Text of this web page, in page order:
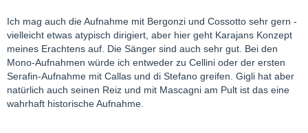
Ich mag auch die Aufnahme mit Bergonzi und Cossotto sehr gern -
vielleicht etwas atypisch dirigiert, aber hier geht Karajans Konzept
meines Erachtens auf. Die Sänger sind auch sehr gut. Bei den
Mono-Aufnahmen würde ich entweder zu Cellini oder der ersten
Serafin-Aufnahme mit Callas und di Stefano greifen. Gigli hat aber
natürlich auch seinen Reiz und mit Mascagni am Pult ist das eine
wahrhaft historische Aufnahme.